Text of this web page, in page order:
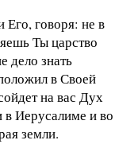
говоря: не в
Ты царство
дело знать
в Своей
на вас Дух
в Иерусалиме и во
земли.